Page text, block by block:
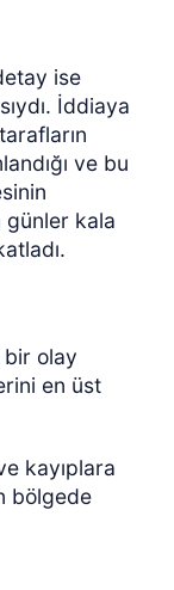
ise
İddiaya
ve bu
günler kala
olay
en üst
kayıplara
bölgede